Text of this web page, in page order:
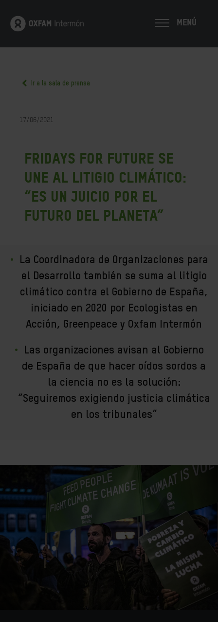
MENÚ
Ir a la sala de prensa
17/06/2021
Fridays for Future se
une al litigio climático:
“Es un juicio por el
futuro del planeta”
La Coordinadora de Organizaciones para
el Desarrollo también se suma al litigio
climático contra el Gobierno de España,
iniciado en 2020 por Ecologistas en
Acción, Greenpeace y Oxfam Intermón
Las organizaciones avisan al Gobierno
de España de que hacer oídos sordos a
la ciencia no es la solución:
“Seguiremos exigiendo justicia climática
en los tribunales”